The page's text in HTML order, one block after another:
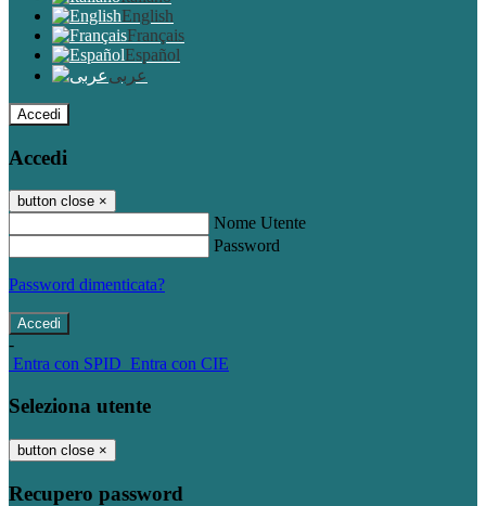
English
Français
Español
عربى
Accedi
Accedi
button close ×
Nome Utente
Password
Password dimenticata?
-
Entra con SPID Entra con CIE
Seleziona utente
button close ×
Recupero password